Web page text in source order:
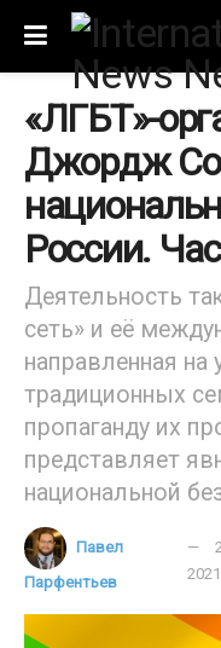
«ЛГБТ»-
Джордж
России.
Деятельность
сеть» и её
направленная на
традиционных
пропаганду их
представляет
национальной
Павел
Парфентьев
2021